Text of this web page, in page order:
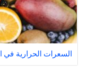
السعرات الحرارية في